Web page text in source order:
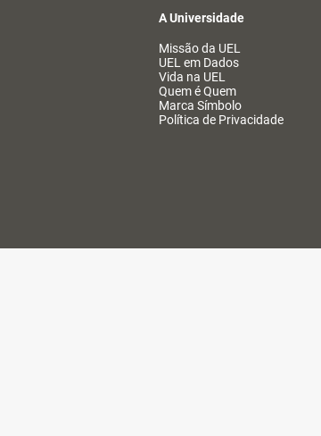
A Universidade
Missão da UEL
UEL em Dados
Vida na UEL
Quem é Quem
Marca Símbolo
Política de Privacidade